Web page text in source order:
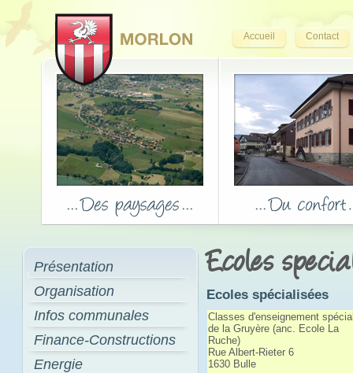
Accueil Contact
Présentation
Organisation
Infos communales
Finance-Constructions
Energie
Ecoles
Ecoles spécialisées
Classes d'enseignement
de la Gruyère (anc. Ecole La
Ruche)
Rue Albert-Rieter 6
1630 Bulle